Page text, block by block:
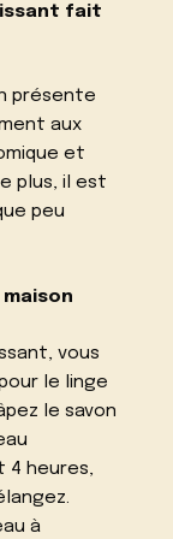
fait
présente
aux
et
plus, il est
peu
vous
le linge
le savon
4 heures,
à